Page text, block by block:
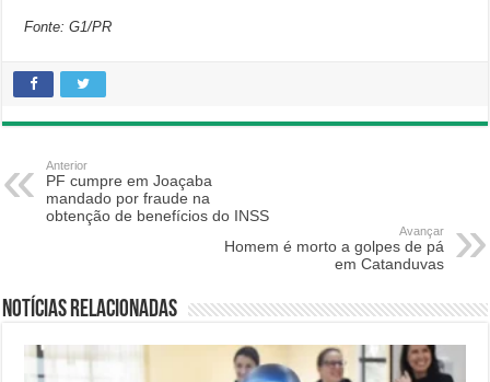
Fonte: G1/PR
Anterior
PF cumpre em Joaçaba
mandado por fraude na
obtenção de benefícios do INSS
Avançar
Homem é morto a golpes de pá
em Catanduvas
Notícias relacionadas